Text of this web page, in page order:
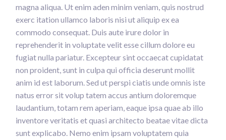
magna aliqua. Ut enim aden minim veniam, quis nostrud
exerc itation ullamco laboris nisi ut aliquip ex ea
commodo consequat. Duis aute irure dolor in
reprehenderit in voluptate velit esse cillum dolore eu
fugiat nulla pariatur. Excepteur sint occaecat cupidatat
non proident, sunt in culpa qui officia deserunt mollit
anim id est laborum. Sed ut perspi ciatis unde omnis iste
natus error sit volup tatem accus antium doloremque
laudantium, totam rem aperiam, eaque ipsa quae ab illo
inventore veritatis et quasi architecto beatae vitae dicta
sunt explicabo. Nemo enim ipsam voluptatem quia